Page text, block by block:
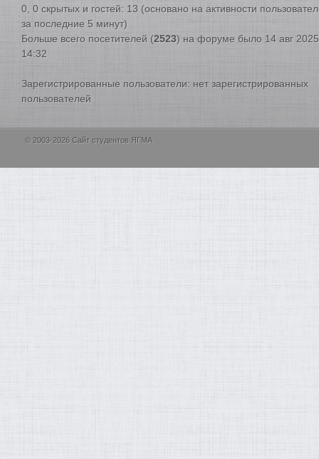
0, 0 скрытых и гостей: 13 (основано на активности
за последние 5 минут)
Больше всего посетителей (2523) на форуме было 14 авг
14:32
Зарегистрированные пользователи: нет зарегистрированных
пользователей
© 2003-2026 Сайт студентов ЯГМА